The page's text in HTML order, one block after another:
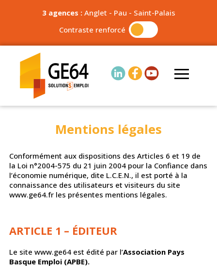
3 agences : Anglet - Pau - Saint-Palais
Contraste renforcé
Mentions légales
Conformément aux dispositions des Articles 6 et 19 de
la Loi n°2004-575 du 21 juin 2004 pour la Confiance dans
l’économie numérique, dite L.C.E.N., il est porté à la
connaissance des utilisateurs et visiteurs du site
www.ge64.fr les présentes mentions légales.
ARTICLE 1 – ÉDITEUR
Le site www.ge64 est édité par l’Association Pays
Basque Emploi (APBE).